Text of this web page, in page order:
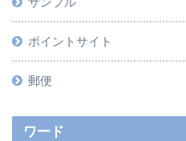
ポイントサイト
郵便
ワード